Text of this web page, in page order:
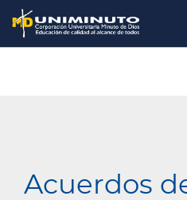
Pasar
contenido
principal
Acuerdos